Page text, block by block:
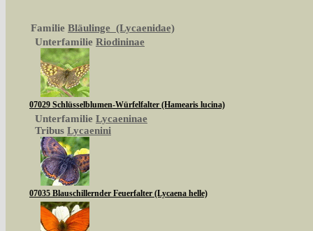
Familie Bläulinge (Lycaenidae)
Unterfamilie Riodininae
07029 Schlüsselblumen-Würfelfalter (Hamearis lucina)
Unterfamilie Lycaeninae
Tribus Lycaenini
07035 Blauschillernder Feuerfalter (Lycaena helle)